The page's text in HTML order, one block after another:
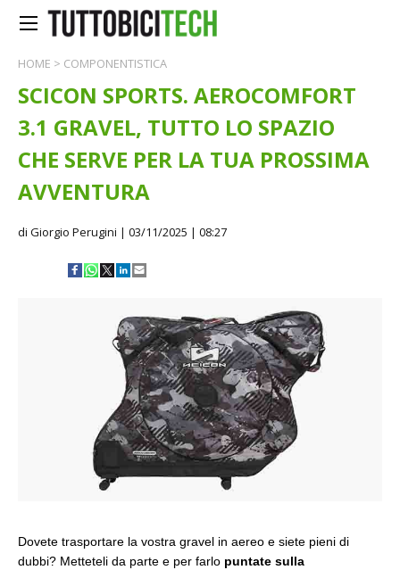
HOME > COMPONENTISTICA
SCICON SPORTS. AEROCOMFORT
3.1 GRAVEL, TUTTO LO SPAZIO
CHE SERVE PER LA TUA PROSSIMA
AVVENTURA
di Giorgio Perugini | 03/11/2025 | 08:27
Dovete trasportare la vostra gravel in aereo e siete pieni di
dubbi? Metteteli da parte e per farlo puntate sulla